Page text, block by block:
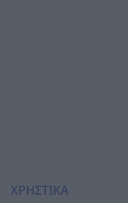
ΧΡΗΣΤΙΚΑ